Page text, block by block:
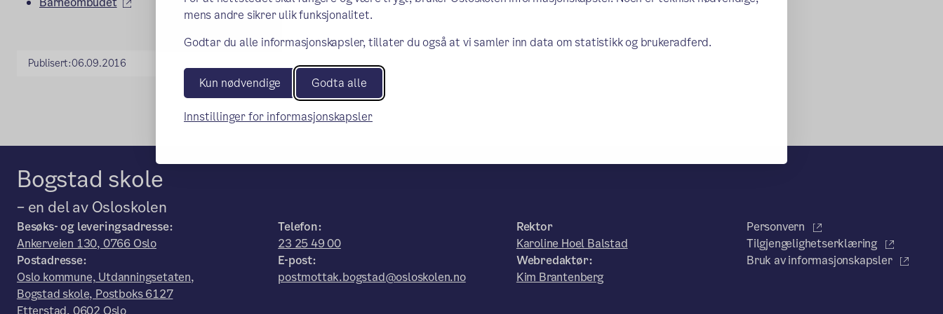
mens andre sikrer ulik funksjonalitet.
Godtar du alle informasjonskapsler, tillater du også at vi samler inn data om statistikk og brukeradferd.
Kun nødvendige Godta alle
Innstillinger for informasjonskapsler
Publisert:06.09.2016
Bogstad skole
– en del av Osloskolen
Besøks- og leveringsadresse:
Ankerveien 130, 0766 Oslo
Postadresse:
Oslo kommune, Utdanningsetaten,
Bogstad skole, Postboks 6127
Telefon:
23 25 49 00
E-post:
postmottak.bogstad@osloskolen.no
Rektor
Karoline Hoel Balstad
Webredaktør:
Kim Brantenberg
Personvern
Tilgjengelighetserklæring
Bruk av informasjonskapsler